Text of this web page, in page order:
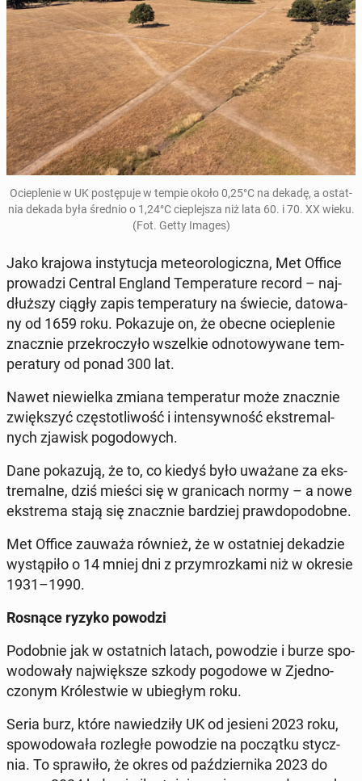
Ocie­ple­nie w UK po­stę­pu­je w tempie około 0,25°C na dekadę, a ostat­
nia dekada była średnio o 1,24°C cie­plej­sza niż lata 60. i 70. XX wieku.
(Fot. Getty Images)
Jako krajowa in­sty­tu­cja me­te­oro­lo­gicz­na, Met Office
pro­wa­dzi Central England Tem­pe­ra­tu­re record – naj­
dłuż­szy ciągły zapis tem­pe­ra­tu­ry na świecie, da­to­wa­
ny od 1659 roku. Po­ka­zu­je on, że obecne ocie­ple­nie
znacz­nie prze­kro­czy­ło wszel­kie od­no­to­wy­wa­ne tem­
pe­ra­tu­ry od ponad 300 lat.
Nawet nie­wiel­ka zmiana tem­pe­ra­tur może znacz­nie
zwięk­szyć czę­sto­tli­wość i in­ten­syw­ność eks­tre­mal­
nych zjawisk po­go­do­wych.
Dane po­ka­zu­ją, że to, co kiedyś było uważane za eks­
tre­mal­ne, dziś mieści się w gra­ni­cach normy – a nowe
eks­tre­ma stają się znacz­nie bar­dziej praw­do­po­dob­ne.
Met Office zauważa również, że w ostat­niej de­ka­dzie
wy­stą­pi­ło o 14 mniej dni z przy­mroz­ka­mi niż w okresie
1931–1990.
Rosnące ryzyko powodzi
Po­dob­nie jak w ostat­nich latach, po­wo­dzie i burze spo­
wo­do­wa­ły naj­więk­sze szkody po­go­do­we w Zjed­no­
czo­nym Kró­le­stwie w ubie­głym roku.
Seria burz, które na­wie­dzi­ły UK od jesieni 2023 roku,
spo­wo­do­wa­ła roz­le­głe po­wo­dzie na po­cząt­ku stycz­
nia. To spra­wi­ło, że okres od paź­dzier­ni­ka 2023 do